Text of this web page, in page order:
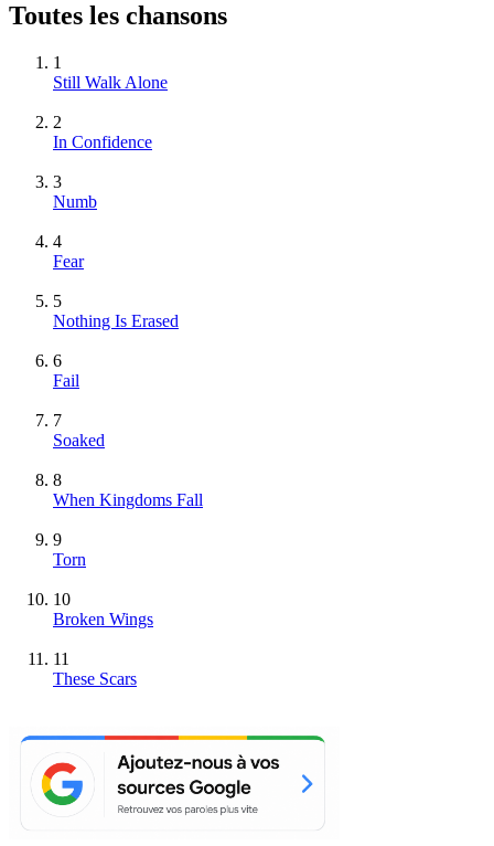
Toutes les chansons
1
Still Walk Alone
2
In Confidence
3
Numb
4
Fear
5
Nothing Is Erased
6
Fail
7
Soaked
8
When Kingdoms Fall
9
Torn
10
Broken Wings
11
These Scars